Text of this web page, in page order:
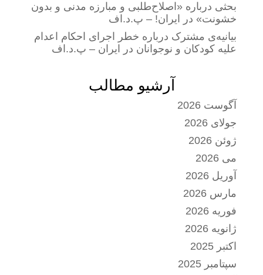
بحثی درباره «اصلاح‌طلبی و مبارزه مدنی و بدون
خشونت» در ایران! – پ.د.اف
بیانیه‌ی مشترک درباره خطر اجرای احکام اعدام
علیه کودکان و نوجوانان در ایران – پ.د.اف
آرشیو مطالب
آگوست 2026
جولای 2026
ژوئن 2026
می 2026
آوریل 2026
مارس 2026
فوریه 2026
ژانویه 2026
اکتبر 2025
سپتامبر 2025